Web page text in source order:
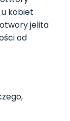
u kobiet
jelita
od